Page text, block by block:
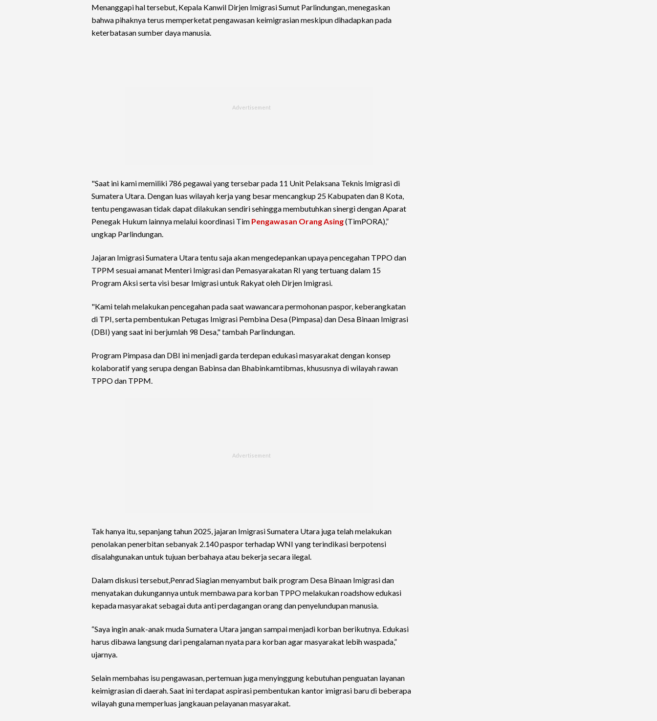
Menanggapi hal tersebut, Kepala Kanwil Dirjen Imigrasi Sumut Parlindungan, menegaskan
bahwa pihaknya terus memperketat pengawasan keimigrasian meskipun dihadapkan pada
keterbatasan sumber daya manusia.
"Saat ini kami memiliki 786 pegawai yang tersebar pada 11 Unit Pelaksana Teknis Imigrasi di
Sumatera Utara. Dengan luas wilayah kerja yang besar mencangkup 25 Kabupaten dan 8 Kota,
tentu pengawasan tidak dapat dilakukan sendiri sehingga membutuhkan sinergi dengan Aparat
Penegak Hukum lainnya melalui koordinasi Tim Pengawasan Orang Asing(TimPORA),”
ungkap Parlindungan.
Jajaran Imigrasi Sumatera Utara tentu saja akan mengedepankan upaya pencegahan TPPO dan
TPPM sesuai amanat Menteri Imigrasi dan Pemasyarakatan RI yang tertuang dalam 15
Program Aksi serta visi besar Imigrasi untuk Rakyat oleh Dirjen Imigrasi.
"Kami telah melakukan pencegahan pada saat wawancara permohonan paspor, keberangkatan
di TPI, serta pembentukan Petugas Imigrasi Pembina Desa (Pimpasa) dan Desa Binaan Imigrasi
(DBI) yang saat ini berjumlah 98 Desa," tambah Parlindungan.
Program Pimpasa dan DBI ini menjadi garda terdepan edukasi masyarakat dengan konsep
kolaboratif yang serupa dengan Babinsa dan Bhabinkamtibmas, khususnya di wilayah rawan
TPPO dan TPPM.
Tak hanya itu, sepanjang tahun 2025, jajaran Imigrasi Sumatera Utara juga telah melakukan
penolakan penerbitan sebanyak 2.140 paspor terhadap WNI yang terindikasi berpotensi
disalahgunakan untuk tujuan berbahaya atau bekerja secara ilegal.
Dalam diskusi tersebut,Penrad Siagian menyambut baik program Desa Binaan Imigrasi dan
menyatakan dukungannya untuk membawa para korban TPPO melakukan roadshow edukasi
kepada masyarakat sebagai duta anti perdagangan orang dan penyelundupan manusia.
“Saya ingin anak-anak muda Sumatera Utara jangan sampai menjadi korban berikutnya. Edukasi
harus dibawa langsung dari pengalaman nyata para korban agar masyarakat lebih waspada,”
ujarnya.
Selain membahas isu pengawasan, pertemuan juga menyinggung kebutuhan penguatan layanan
keimigrasian di daerah. Saat ini terdapat aspirasi pembentukan kantor imigrasi baru di beberapa
wilayah guna memperluas jangkauan pelayanan masyarakat.